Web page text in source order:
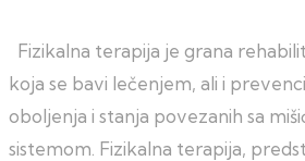
Fizikalna terapija je grana
koja se bavi lečenjem, ali i
oboljenja i stanja povezanih sa
sistemom. Fizikalna terapija,